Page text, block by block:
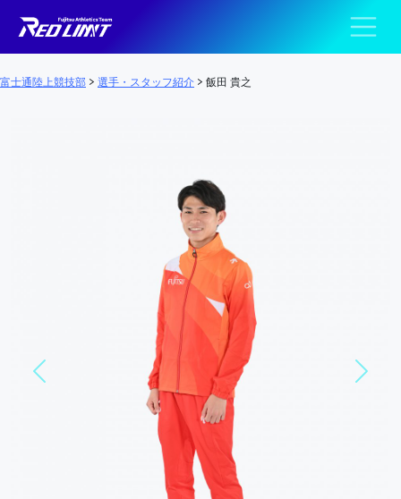
メインナビゲーション
陸上競技部 –
富士通陸上競技部 > 選手・スタッフ紹介 > 飯田 貴之
Previous Next